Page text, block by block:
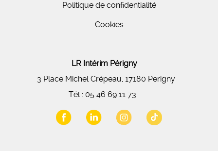
Politique de confidentialité
Cookies
LR Intérim Périgny
3 Place Michel Crépeau, 17180 Perigny
Tél : 05 46 69 11 73